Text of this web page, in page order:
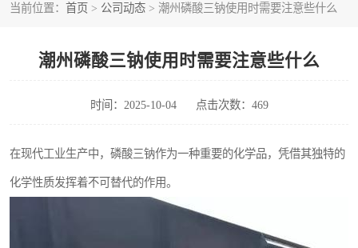
当前位置： 首页 > 公司动态 > 潮州磷酸三钠使用时需要注意些什么
潮州磷酸三钠使用时需要注意些什么
时间：2025-10-04 点击次数：469
在现代工业生产中，磷酸三钠作为一种重要的化学品，凭借其独特的
化学性质发挥着不可替代的作用。
聚合氯化铝
焦亚硫酸钠